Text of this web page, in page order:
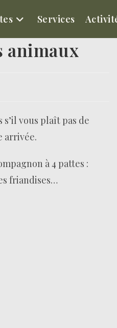
Services
animaux
vous plaît pas de
arrivée.
à 4 pattes :
friandises…